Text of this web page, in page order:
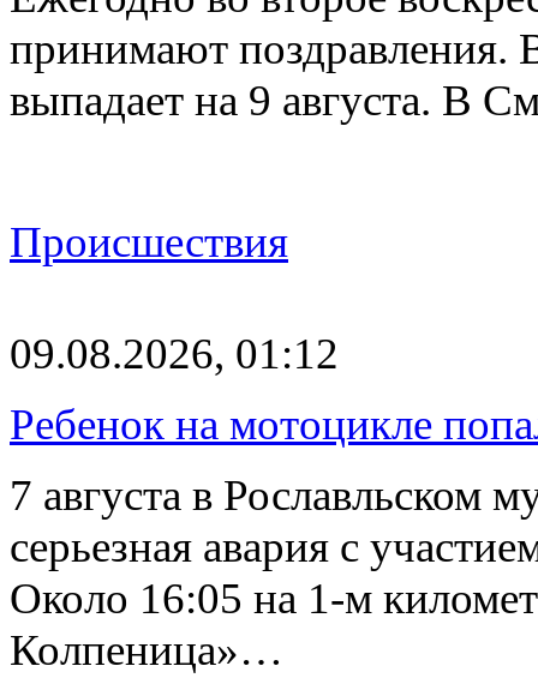
принимают поздравления.
выпадает на 9 августа. В
Происшествия
09.08.2026, 01:12
Ребенок на мотоцикле
7 августа в Рославльском
серьезная авария с
Около 16:05 на 1-м
Колпеница»…